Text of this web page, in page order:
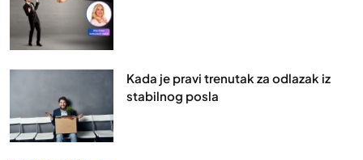
Kada je pravi trenutak za odlazak iz
stabilnog posla